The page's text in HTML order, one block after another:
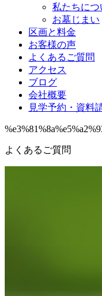
私たちにつ
お墓じまい
区画と料金
お客様の声
よくあるご質問
アクセス
ブログ
会社概要
見学予約・資料
よくあるご質問